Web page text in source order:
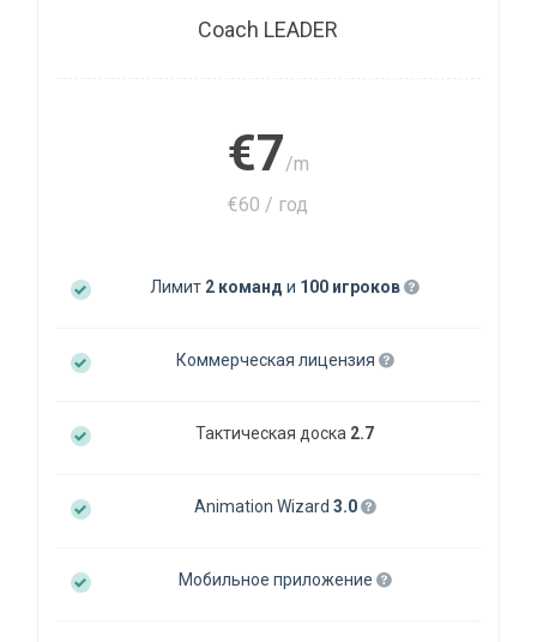
Coach LEADER
€7/m
€60 / год
Лимит 2 команди 100 игроков
Коммерческая лицензия
Тактическая доска 2.7
Animation Wizard 3.0
Мобильное приложение